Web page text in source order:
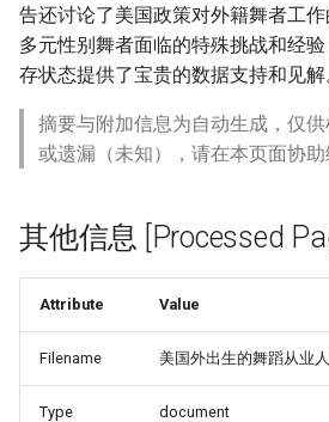
告还讨论了美国政策对外籍舞者工
多元性别舞者面临的特殊挑战和经
存状态提供了宝贵的数据支持和见解
摘要与附加信息为自动生成，仅
或遗漏（未知），请在本页面协助
其他信息 [Processed
Attribute Value
Filename 美国外出生的舞蹈从业
Type document